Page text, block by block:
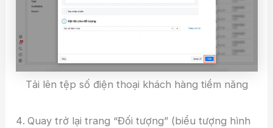
Tải lên tệp số điện thoại khách hàng tiềm năng
Quay trở lại trang “Đối tượng” (biểu tượng hình